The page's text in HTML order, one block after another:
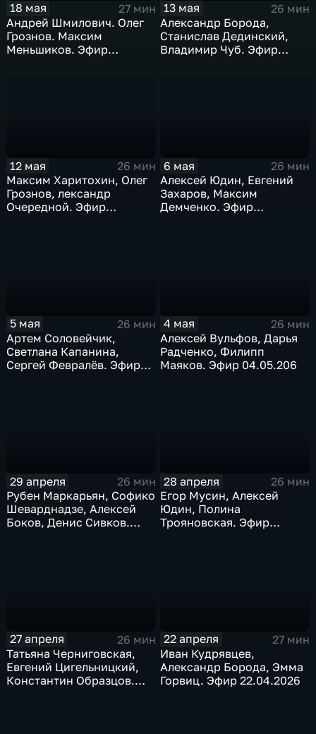
18 мая
27 мин
Андрей Шмилович. Олег
Грознов. Максим
Меньшиков. Эфир
13 мая
26 мин
Александр Борода,
Станислав Дединский,
Владимир Чуб. Эфир
12 мая
26 мин
Максим Харитохин, Олег
Грознов, лександр
Очередной. Эфир
6 мая
26 мин
Алексей Юдин, Евгений
Захаров, Максим
Демченко. Эфир
5 мая
26 мин
Артем Соловейчик,
Светлана Капанина,
Сергей Февралёв. Эфир
4 мая
26 мин
Алексей Вульфов, Дарья
Радченко, Филипп
Маяков. Эфир 04.05.206
29 апреля
26 мин
Рубен Маркарьян, Софико
Шеварднадзе, Алексей
Боков, Денис Сивков.
28 апреля
26 мин
Егор Мусин, Алексей
Юдин, Полина
Трояновская. Эфир
27 апреля
26 мин
Татьяна Черниговская,
Евгений Цигельницкий,
Константин Образцов.
22 апреля
27 мин
Иван Кудрявцев,
Александр Борода, Эмма
Горвиц. Эфир 22.04.2026